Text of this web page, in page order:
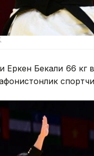
Еркен Бекали 66 кг